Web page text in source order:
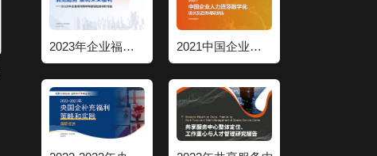
2023年企业福利策略和管理趋势调研报告 2021中国企业人力资源数字化现状和趋势调研报告